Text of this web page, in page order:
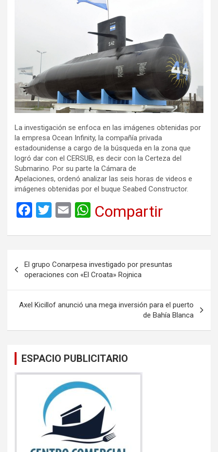
La investigación se enfoca en las imágenes obtenidas por
la empresa Ocean Infinity, la compañía privada
estadounidense a cargo de la búsqueda en la zona que
logró dar con el CERSUB, es decir con la Certeza del
Submarino. Por su parte la Cámara de
Apelaciones, ordenó analizar las seis horas de videos e
imágenes obtenidas por el buque Seabed Constructor.
F
ce
o
o
k
T
tt
er
E
ail
W
at
A
p
p
Compartir
de
entradas
El grupo Conarpesa investigado por presuntas
operaciones con «El Croata» Rojnica
Axel Kicillof anunció una mega inversión para el puerto
de Bahía Blanca
ESPACIO PUBLICITARIO